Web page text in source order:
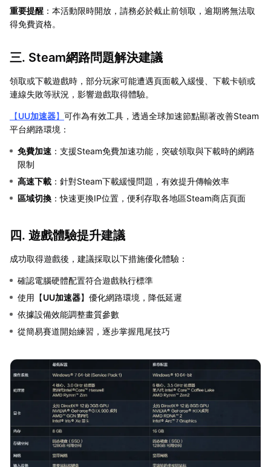
重要提醒 ：本活動限時開放，請務必於截止前領取，逾期將無法取
得免費資格。
三. Steam網路問題解決建議
領取或下載遊戲時，部分玩家可能遭遇頁面載入緩慢、下載卡頓或
連線失敗等狀況，影響遊戲取得體驗。
【UU加速器】 可作為有效工具，透過全球加速節點顯著改善Steam
平台網路環境：
免費加速 ：支援Steam免費加速功能，突破領取與下載時的網路
限制
高速下載 ：針對Steam下載緩慢問題，有效提升傳輸效率
區域切換 ：快速更換IP位置，便利存取各地區Steam商店頁面
四. 遊戲體驗提升建議
成功取得遊戲後，建議採取以下措施優化體驗：
確認電腦硬體配置符合遊戲執行標準
使用【UU加速器】優化網路環境，降低延遲
依據設備效能調整畫質參數
從簡易賽道開始練習，逐步掌握甩尾技巧